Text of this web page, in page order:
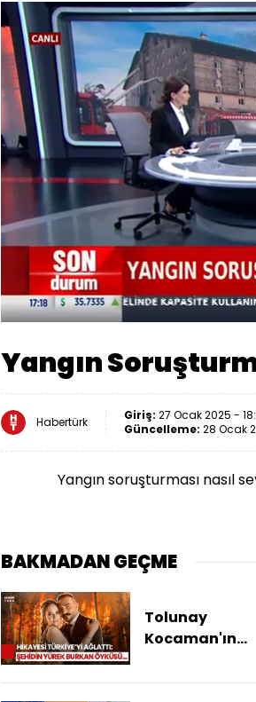
Sesi
Aç
Yüklendi:
6.18%
Yangın
Habertürk Giriş: 27 Ocak 2025 -
Güncelleme: 28 Ocak
Yangın soruşturması nasıl
BAKMADAN GEÇME
Tolunay
Kocaman'ın
Hikayesi: 10